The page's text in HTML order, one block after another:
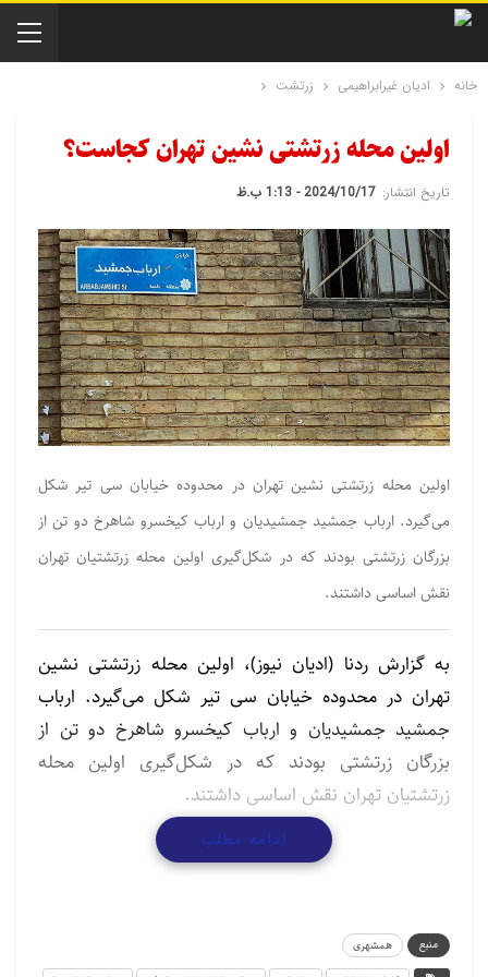
خانه ادیان غیرابراهیمی زرتشت
اولین محله زرتشتی نشین تهران کجاست؟
تاریخ انتشار: 2024/10/17 - 1:13 ب.ظ
اولین محله زرتشتی نشین تهران در محدوده خیابان سی تیر شکل
می‌گیرد. ارباب جمشید جمشیدیان و ارباب کیخسرو شاهرخ دو تن از
بزرگان زرتشتی بودند که در شکل‌گیری اولین محله زرتشتیان تهران
نقش اساسی داشتند.
به گزارش ردنا (ادیان نیوز)، اولین محله زرتشتی نشین
تهران در محدوده خیابان سی تیر شکل می‌گیرد. ارباب
جمشید جمشیدیان و ارباب کیخسرو شاهرخ دو تن از
بزرگان زرتشتی بودند که در شکل‌گیری اولین محله
زرتشتیان تهران نقش اساسی داشتند.
نصرالله حدادی، تهران‌پژوه، درباره حضور اقلیت
تهران قدیمی می‌گوید: «ارباب جمشید تلاش کرد تا شغل
در ابتدا فقط مردان خانواده را از شهرهای یزد و کرمان برای
ادامه مطلب
منبع
همشهری